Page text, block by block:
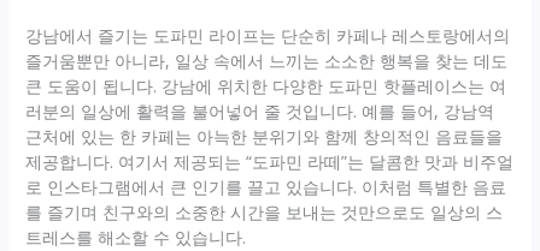
강남에서 즐기는 도파민 라이프는 단순히 카페나 레스토랑에서의
즐거움뿐만 아니라, 일상 속에서 느끼는 소소한 행복을 찾는 데도
큰 도움이 됩니다. 강남에 위치한 다양한 도파민 핫플레이스는 여
러분의 일상에 활력을 불어넣어 줄 것입니다. 예를 들어, 강남역
근처에 있는 한 카페는 아늑한 분위기와 함께 창의적인 음료들을
제공합니다. 여기서 제공되는 “도파민 라떼”는 달콤한 맛과 비주얼
로 인스타그램에서 큰 인기를 끌고 있습니다. 이처럼 특별한 음료
를 즐기며 친구와의 소중한 시간을 보내는 것만으로도 일상의 스
트레스를 해소할 수 있습니다.